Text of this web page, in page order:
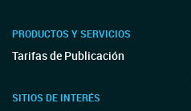
PRODUCTOS Y SERVICIOS
Tarifas de Publicación
SITIOS DE INTERÉS